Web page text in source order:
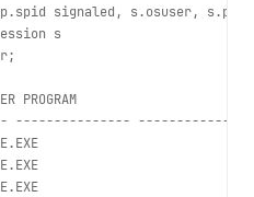
signaled, s.osuser,
s
PROGRAM
---------------